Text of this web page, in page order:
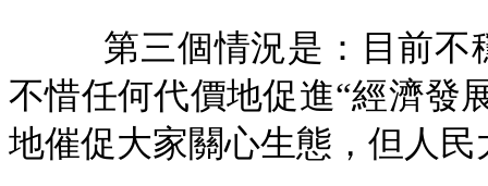
第三個情況是：目前不
不惜任何代價地促進“經濟發
地催促大家關心生態，但人